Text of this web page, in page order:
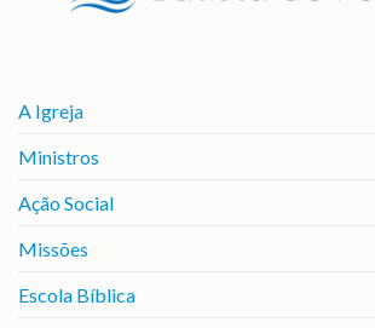
A Igreja
Ministros
Ação Social
Missões
Escola Bíblica